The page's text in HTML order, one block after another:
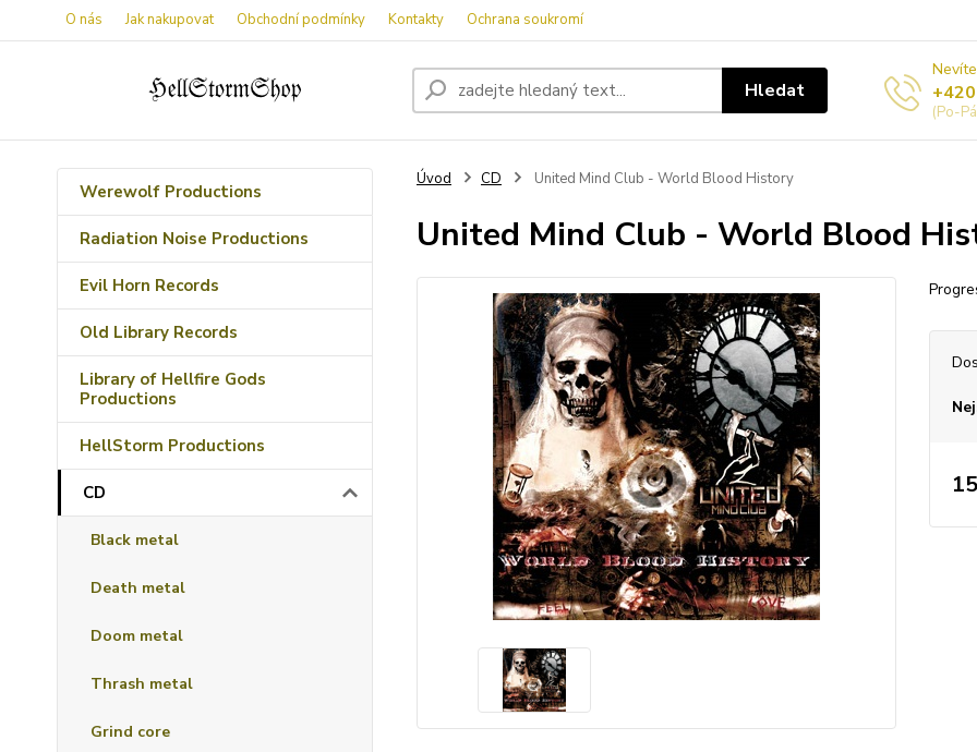
O nás Jak nakupovat Obchodní podmínky Kontakty Ochrana soukromí
Hledat
(Po-
Werewolf Productions
Radiation Noise Productions
Evil Horn Records
Old Library Records
Library of Hellfire Gods
Productions
HellStorm Productions
CD
Black metal
Death metal
Doom metal
Thrash metal
Grind core
Úvod CD United Mind Club - World Blood History
United Mind Club - World Blood